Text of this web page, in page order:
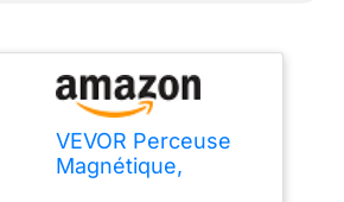
significativement la durée
de vie de l’appareil
Conception conviviale :
Une échelle a été ajoutée
VEVOR Perceuse
Magnétique,